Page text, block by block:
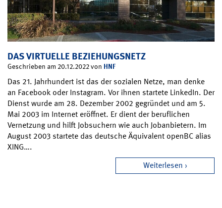
DAS VIRTUELLE BEZIEHUNGSNETZ
Geschrieben am 20.12.2022 von HNF
Das 21. Jahrhundert ist das der sozialen Netze, man denke
an Facebook oder Instagram. Vor ihnen startete LinkedIn. Der
Dienst wurde am 28. Dezember 2002 gegründet und am 5.
Mai 2003 im Internet eröffnet. Er dient der beruflichen
Vernetzung und hilft Jobsuchern wie auch Jobanbietern. Im
August 2003 startete das deutsche Äquivalent openBC alias
XING….
Weiterlesen